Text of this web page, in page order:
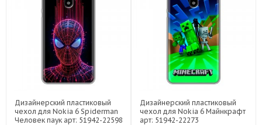
Дизайнерский пластиковый
чехол для Nokia 6 Spiderman
Человек паук арт: 51942-22598
Дизайнерский пластиковый
чехол для Nokia 6 Майнкрафт
арт: 51942-22273